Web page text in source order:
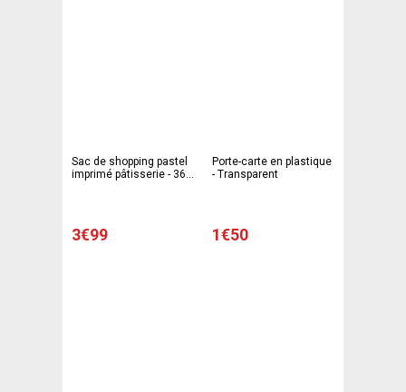
Sac de shopping pastel
imprimé pâtisserie - 36 x
3€99
Porte-carte en plastique
- Transparent
1€50